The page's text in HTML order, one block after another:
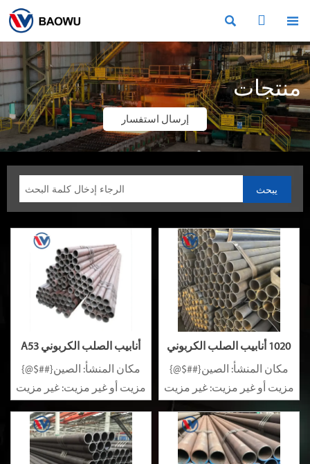
  
منتجات
إرسال استفسار
يبحث
أنابيب الصلب الكربوني A53
مكان المنشأ: الصين{##$@}
مزيت أو غير مزيت: غير مزيت
سبيكة
1020 أنابيب الصلب الكربوني
1020
مكان المنشأ: الصين{##$@}
مزيت أو غير مزيت: غير مزيت
سبيكة